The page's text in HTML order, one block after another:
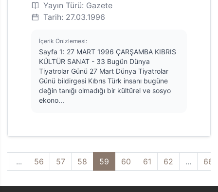
Yayın Türü: Gazete
Tarih: 27.03.1996
İçerik Önizlemesi:
Sayfa 1: 27 MART 1996 ÇARŞAMBA KIBRIS
KÜLTÜR SANAT - 33 Bugün Dünya
Tiyatrolar Günü 27 Mart Dünya Tiyatrolar
Günü bildirgesi Kıbrıs Türk insanı bugüne
değin tanığı olmadığı bir kültürel ve sosyo
ekono...
... 56 57 58 59 60 61 62 ... 66